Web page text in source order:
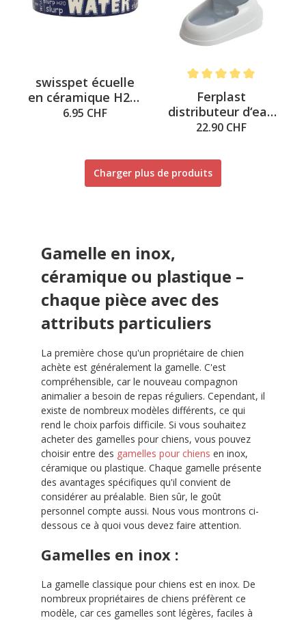
swisspet écuelle
en céramique H2O,
bleu/beige, M ø
6.95 CHF
Note moyenne de 5 sur 5
Ferplast
distributeur d‘eau
Nadir – blanc
22.90 CHF
Charger plus de produits
Gamelle en inox,
céramique ou plastique –
chaque pièce avec des
attributs particuliers
La première chose qu'un propriétaire de chien
achète est généralement la gamelle. C'est
compréhensible, car le nouveau compagnon
animalier a besoin de repas réguliers. Cependant, il
existe de nombreux modèles différents, ce qui
rend le choix parfois difficile. Si vous souhaitez
acheter des gamelles pour chiens, vous pouvez
choisir entre des gamelles pour chiens en inox,
céramique ou plastique. Chaque gamelle présente
des avantages spécifiques qu'il convient de
considérer au préalable. Bien sûr, le goût
personnel compte aussi. Nous vous montrons ci-
dessous ce à quoi vous devez faire attention.
Gamelles en inox :
La gamelle classique pour chiens est en inox. De
nombreux propriétaires de chiens préfèrent ce
modèle, car ces gamelles sont légères, faciles à